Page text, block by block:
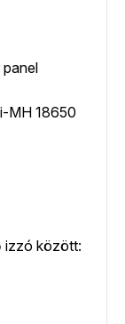
MH 18650
izzó között: